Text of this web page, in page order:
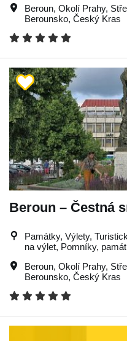
Beroun, Okolí Prahy,
Berounsko, Český Kras
Beroun – Čestná
Památky, Výlety,
na výlet, Pomníky,
Beroun, Okolí Prahy,
Berounsko, Český Kras